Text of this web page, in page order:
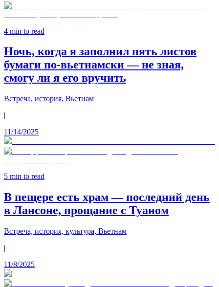
4 min to read
Ночь, когда я заполнил пять листов
бумаги по‑вьетнамски — не зная,
смогу ли я его вручить
Встреча, история, Вьетнам
|
11/14/2025
5 min to read
В пещере есть храм — последний день
в Лансоне, прощание с Туаном
Встреча, история, культура, Вьетнам
|
11/8/2025